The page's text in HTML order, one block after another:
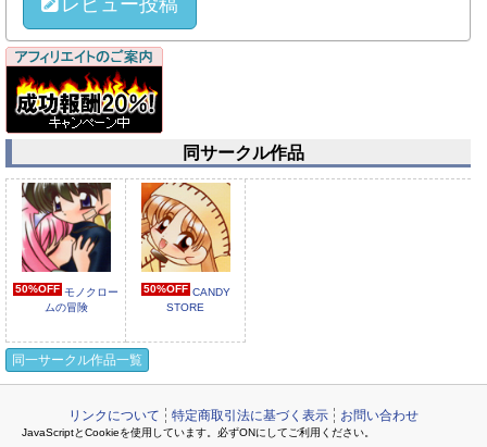
レビュー投稿
同サークル作品
50%OFF モノクロー
ムの冒険
50%OFF CANDY
STORE
同一サークル作品一覧
リンクについて 特定商取引法に基づく表示 お問い合わせ
JavaScriptとCookieを使用しています。必ずONにしてご利用ください。